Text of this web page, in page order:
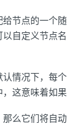
节点的一个随
自定义节点名
认情况下，每个
，这意味着如果
那么它们将自动